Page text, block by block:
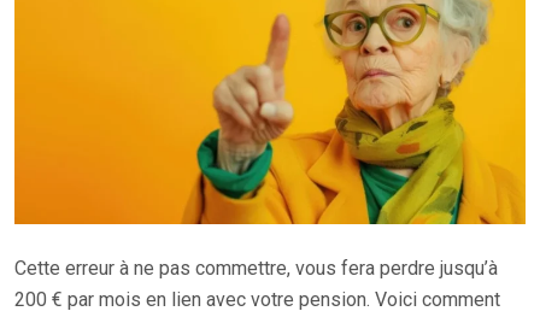
Cette erreur à ne pas commettre, vous fera perdre jusqu’à
200 € par mois en lien avec votre pension. Voici comment